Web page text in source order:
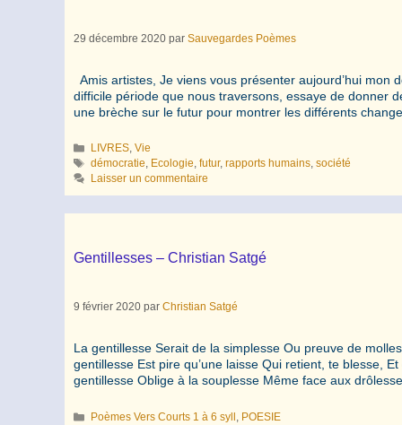
29 décembre 2020 par Sauvegardes Poèmes
Amis artistes, Je viens vous présenter aujourd’hui mon
difficile période que nous traversons, essaye de donner
une brèche sur le futur pour montrer les différents
Catégories
LIVRES,Vie
Étiquettes
démocratie, Ecologie,futur,rapports humains,société
Laisser un commentaire
Gentillesses – Christian Satgé
9 février 2020 par Christian Satgé
La gentillesse Serait de la simplesse Ou preuve de
gentillesse Est pire qu’une laisse Qui retient, te blesse,
gentillesse Oblige à la souplesse Même face aux
Catégories
Poèmes Vers Courts 1 à 6 syll , POESIE